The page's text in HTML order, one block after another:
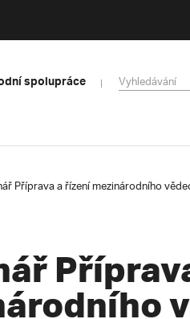
spolupráce
Příprava a řízení mezinárodního